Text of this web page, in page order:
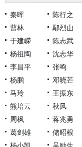
秦晖 陈行之
曹林
鄢烈山
于建嵘
陈志武
杨祖陶
沈志华
李昌平
张鸣
杨鹏
邓晓芒
马玲
王振东
熊培云
秋风
周枫
蒋兆勇
葛剑雄
储昭根